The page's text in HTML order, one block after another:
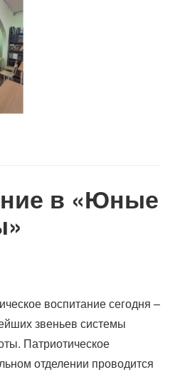
в «Юные
воспитание сегодня –
звеньев системы
Патриотическое
отделении проводится